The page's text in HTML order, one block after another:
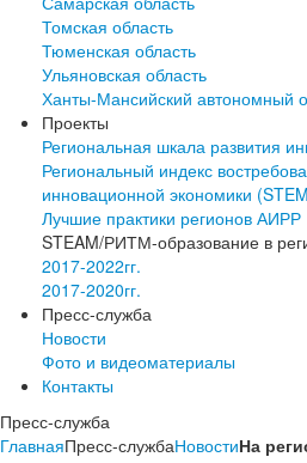
Томская область
Тюменская область
Ульяновская область
Ханты-Мансийский автономный
Проекты
Региональная шкала развития
Региональный индекс
инновационной экономики
Лучшие практики регионов АИРР
STEAM/РИТМ-образование в
2017-2022гг.
2017-2020гг.
Пресс-служба
Новости
Фото и видеоматериалы
Контакты
Пресс-служба
ГлавнаяПресс-службаНовостиНа